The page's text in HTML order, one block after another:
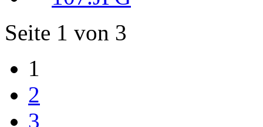
Seite 1 von 3
1
2
3